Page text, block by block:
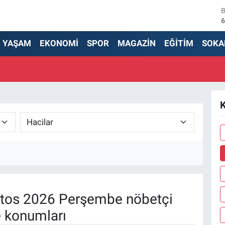
YAŞAM EKONOMİ SPOR MAGAZİN EĞİTİM
2026 Perşembe nöbetçi